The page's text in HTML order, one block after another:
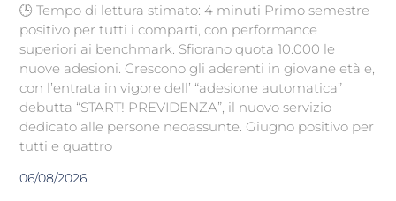
🕒 Tempo di lettura stimato: 4 minuti Primo semestre
positivo per tutti i comparti, con performance
superiori ai benchmark. Sfiorano quota 10.000 le
nuove adesioni. Crescono gli aderenti in giovane età e,
con l’entrata in vigore dell’ “adesione automatica”
debutta “START! PREVIDENZA”, il nuovo servizio
dedicato alle persone neoassunte. Giugno positivo per
tutti e quattro
06/08/2026